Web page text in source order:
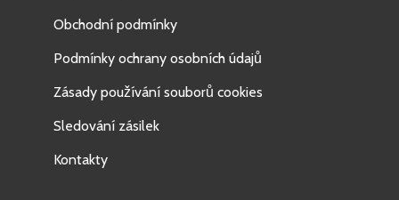
Obchodní podmínky
Podmínky ochrany osobních údajů
Zásady používání souborů cookies
Sledování zásilek
Kontakty